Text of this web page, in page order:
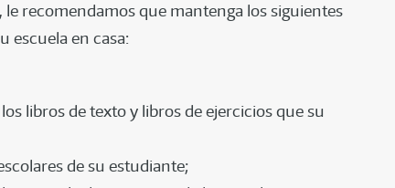
recomendamos que mantenga los siguientes
escuela en casa:
libros de texto y libros de ejercicios que su
de su estudiante;